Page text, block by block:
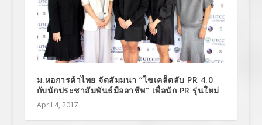
ม.หอการค้าไทย จัดสัมมนา “ไขเคล็ดลับ PR 4.0
กับนักประชาสัมพันธ์มืออาชีพ” เพื่อนัก PR รุ่นใหม่
April 4, 2017